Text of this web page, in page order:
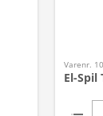
Varenr.
El-Spil